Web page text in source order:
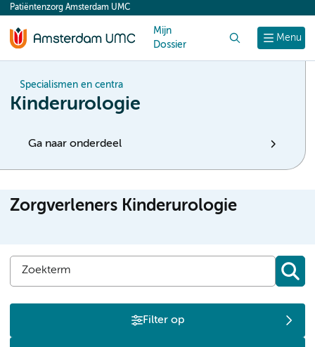
content
Menu
Patiëntenzorg Amsterdam UMC
Mijn
Dossier
Specialismen en centra
Kinderurologie
Ga naar onderdeel
Zorgverleners Kinderurologie
Filter op